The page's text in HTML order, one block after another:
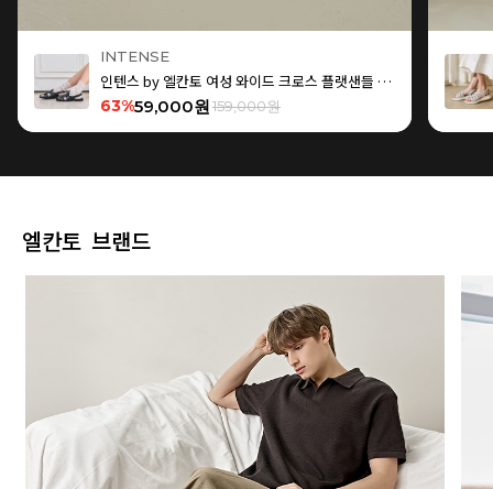
INTENSE
인텐스 by 엘칸토 여성 와이드 크로스 플랫샌들 1.5cm LCWW15I626
63%59,000원159,000원
엘칸토 브랜드